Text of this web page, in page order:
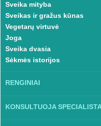
Sveika mityba
Sveikas ir gražus kūnas
Vegetarų virtuvė
Joga
Sveika dvasia
Sėkmės istorijos
RENGINIAI
KONSULTUOJA